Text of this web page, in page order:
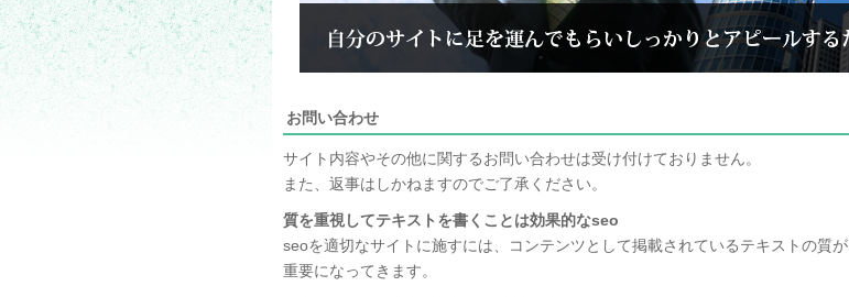
お問い合わせ
サイト内容やその他に関するお問い合わせは受け付けておりません。
また、返事はしかねますのでご了承ください。
質を重視してテキストを書くことは効果的なseo
seoを適切なサイトに施すには、コンテンツとして掲載されているテキストの質が
重要になってきます。